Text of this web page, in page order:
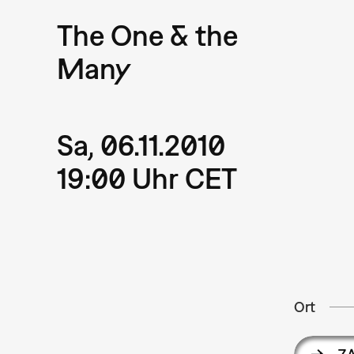
The One & the
Many
Sa, 06.11.2010
19:00 Uhr CET
Ort